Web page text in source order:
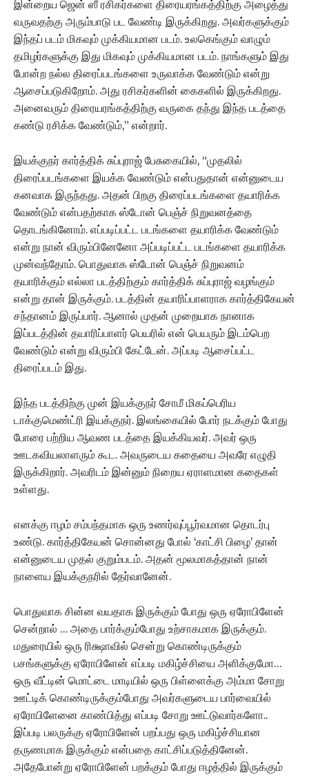
இன்றைய ஜென் ஸீ ரசிகர்களை திரையரங்கத்திற்கு அழைத்து
வருவதற்கு அரும்பாடு பட வேண்டி இருக்கிறது. அவர்களுக்கும்
இந்தப் படம் மிகவும் முக்கியமான படம். உலகெங்கும் வாழும்
தமிழர்களுக்கு இது மிகவும் முக்கியமான படம். நாங்களும் இது
போன்ற நல்ல திரைப்படங்களை உருவாக்க வேண்டும் என்று
ஆசைப்படுகிறோம். அது ரசிகர்களின் கைகளில் இருக்கிறது.
அனைவரும் திரையரங்கத்திற்கு வருகை தந்து இந்த படத்தை
கண்டு ரசிக்க வேண்டும்,” என்றார்.
இயக்குநர் கார்த்திக் சுப்புராஜ் பேசுகையில், “முதலில்
திரைப்படங்களை இயக்க வேண்டும் என்பதுதான் என்னுடைய
கனவாக இருந்தது. அதன் பிறகு திரைப்படங்களை தயாரிக்க
வேண்டும் என்பதற்காக ஸ்டோன் பெஞ்ச் நிறுவனத்தை
தொடங்கினோம். எப்படிப்பட்ட படங்களை தயாரிக்க வேண்டும்
என்று நான் விரும்பினேனோ அப்படிப்பட்ட படங்களை தயாரிக்க
முன்வந்தோம். பொதுவாக ஸ்டோன் பெஞ்ச் நிறுவனம்
தயாரிக்கும் எல்லா படத்திற்கும் கார்த்திக் சுப்புராஜ் வழங்கும்
என்று தான் இருக்கும். படத்தின் தயாரிப்பாளராக கார்த்திகேயன்
சந்தானம் இருப்பார். ஆனால் முதன் முறையாக நானாக
இப்படத்தின் தயாரிப்பாளர் பெயரில் என் பெயரும் இடம்பெற
வேண்டும் என்று விரும்பி கேட்டேன். அப்படி ஆசைப்பட்ட
திரைப்படம் இது.‌
இந்த படத்திற்கு முன் இயக்குநர் சோமீ மிகப்பெரிய
டாக்குமெண்ட்ரி இயக்குநர். இலங்கையில் போர் நடக்கும் போது
போரை பற்றிய ஆவண படத்தை இயக்கியவர்.‌ அவர் ஒரு
ஊடகவியலாளரும் கூட. அவருடைய கதையை அவரே எழுதி
இருக்கிறார். அவரிடம் இன்னும் நிறைய ஏராளமான கதைகள்
உள்ளது.
எனக்கு ஈழம் சம்பந்தமாக ஒரு உணர்வுப்பூர்வமான தொடர்பு
உண்டு. கார்த்திகேயன் சொன்னது போல் ‘காட்சி பிழை’ தான்
என்னுடைய முதல் குறும்படம். அதன் மூலமாகத்தான் நான்
நாளைய இயக்குநரில் தேர்வானேன்.
பொதுவாக சின்ன வயதாக இருக்கும் போது ஒரு ஏரோபிளேன்
சென்றால் … அதை பார்க்கும்போது உற்சாகமாக இருக்கும்.
மதுரையில் ஒரு ரிக்ஷாவில் சென்று கொண்டிருக்கும்
பசங்களுக்கு ஏரோபிளேன் எப்படி மகிழ்ச்சியை அளிக்குமோ…
ஒரு வீட்டின் மொட்டை மாடியில் ஒரு பிள்ளைக்கு அம்மா சோறு
ஊட்டிக் கொண்டிருக்கும்போது அவர்களுடைய பார்வையில்
ஏரோபிளேனை காண்பித்து எப்படி சோறு ஊட்டுவார்களோ..
இப்படி பலருக்கு ஏரோபிளேன் பறப்பது ஒரு மகிழ்ச்சியான
தருணமாக இருக்கும் என்பதை காட்சிப்படுத்தினேன்.
அதேபோன்று ஏரோபிளேன் பறக்கும் போது ஈழத்தில் இருக்கும்